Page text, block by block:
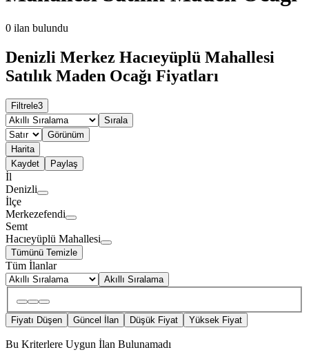
0 ilan bulundu
Denizli Merkez Hacıeyüplü Mahallesi
Satılık Maden Ocağı Fiyatları
Filtrele3
Sırala
Görünüm
Harita
Kaydet
Paylaş
İl
Denizli
İlçe
Merkezefendi
Semt
Hacıeyüplü Mahallesi
Tümünü Temizle
Tüm İlanlar
Akıllı Sıralama
Fiyatı Düşen Güncel İlan Düşük Fiyat Yüksek Fiyat
Bu Kriterlere Uygun İlan Bulunamadı